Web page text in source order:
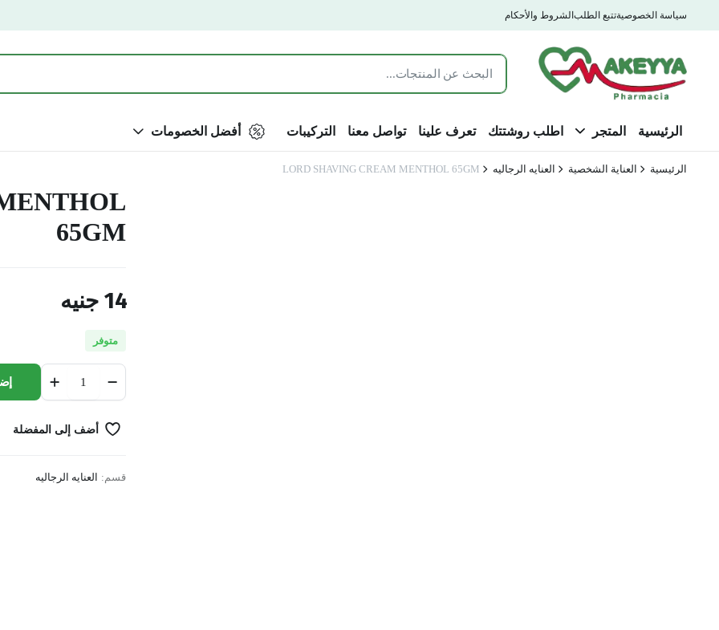
سياسة الخصوصيةتتبع الطلب الشروط والأحكام
الرئيسية المتجر اطلب روشتتك تعرف علينا تواصل معنا التركيبات أفضل الخصومات
الرئيسية العناية الشخصية العنايه الرجاليه LORD SHAVING CREAM MENTHOL 65GM
65GM
14 جنيه
متوفر
SHAVING
CREAM
65GM
أضف إلى المفضلة
قسم: العنايه الرجاليه